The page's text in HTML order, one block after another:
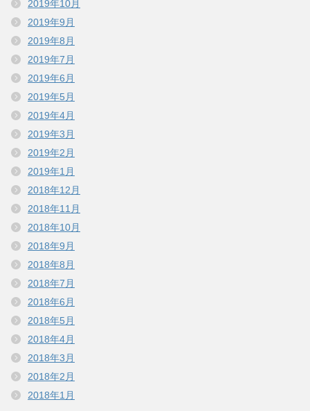
2019年10月
2019年9月
2019年8月
2019年7月
2019年6月
2019年5月
2019年4月
2019年3月
2019年2月
2019年1月
2018年12月
2018年11月
2018年10月
2018年9月
2018年8月
2018年7月
2018年6月
2018年5月
2018年4月
2018年3月
2018年2月
2018年1月